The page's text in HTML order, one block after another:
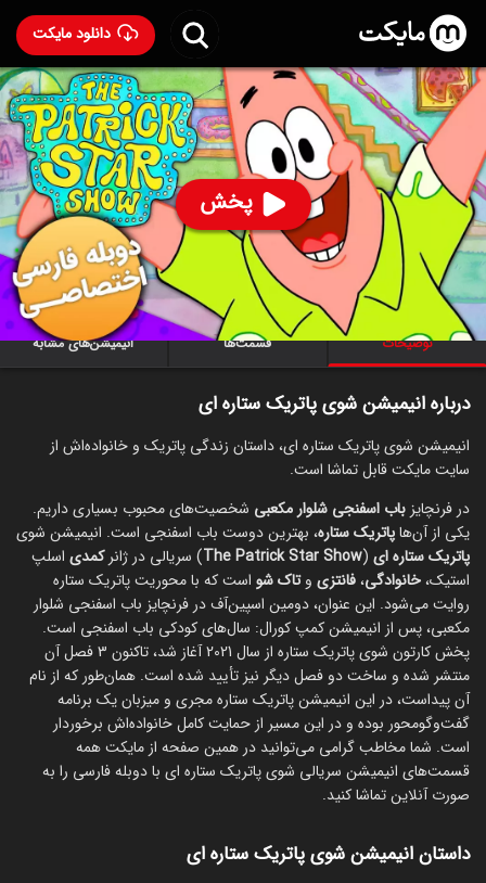
دانلود مایکت
پخش
انیمیشن شوی پاتریک ستاره ای با دوبله فارسی - The Patrick
Star Show 2021
۱۱,۵۱۰ 85% ۳.۵
ساخت آمریکا سال 2021
رده سنی ۷+
سریال
انیمیشن خانوادگی
توضیحات قسمت‌ها انیمیشن‌های مشابه
درباره انیمیشن شوی پاتریک ستاره ای
انیمیشن شوی پاتریک ستاره ای، داستان زندگی پاتریک و خانواده‌اش از
سایت مایکت قابل تماشا است.
در فرنچایز باب اسفنجی شلوار مکعبی شخصیت‌های محبوب بسیاری داریم.
یکی از آن‌هاپاتریک ستاره، بهترین دوست باب اسفنجی است. انیمیشن شوی
پاتریک ستاره ای (
The Patrick Star Show) سریالی در ژانرکمدی اسلپ
استیک،خانوادگی،فانتزی وتاکشو است که با محوریت پاتریک ستاره
روایت می‌شود. این عنوان، دومین اسپین‌آف در فرنچایز باب اسفنجی شلوار
مکعبی، پس از انیمیشن کمپ کورال: سال‌های کودکی باب اسفنجی است.
پخش کارتون شوی پاتریک ستاره از سال 2021 آغاز شد، تاکنون 3 فصل آن
منتشر شده و ساخت دو فصل دیگر نیز تأیید شده است. همان‌طور که از نام
آن پیداست، در این انیمیشن پاتریک ستاره مجری و میزبان یک برنامه
گفت‌وگومحور بوده و در این مسیر از حمایت کامل خانواده‌‌اش برخوردار
است. شما مخاطب گرامی می‌توانید در همین صفحه از مایکت همه
قسمت‌های انیمیشن سریالی شوی پاتریک ستاره ای با دوبله فارسی را به
صورت آنلاین تماشا کنید.
داستان انیمیشن شوی پاتریک ستاره ای